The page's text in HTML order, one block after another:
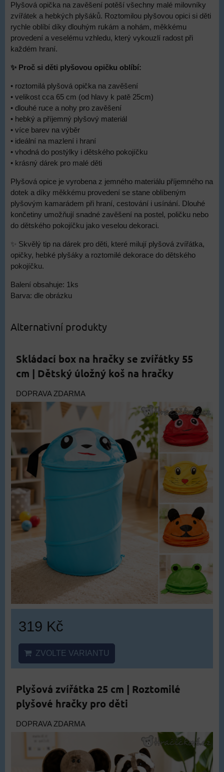
Plyšová opička na zavěšení potěší všechny malé milovníky
zvířátek a hebkých plyšáků. Roztomilou plyšovou opici si děti
rychle oblíbí díky dlouhým rukám a nohám, měkkému
provedení a veselému vzhledu, který vykouzlí radost při
každém hraní.
✨ Proč si děti plyšovou opičku oblíbí:
• roztomilá plyšová opička na zavěšení
• velikost cca 65 cm (od hlavy k patě 25cm)
• dlouhé ruce a nohy pro zavěšení
• hebký a příjemný plyšový materiál
• více barev na výběr
• ideální na mazlení i hraní
• vhodná do postýlky i dětského pokojíčku
• krásný dárek pro malé děti
Plyšová opice je vyrobena z jemného materiálu příjemného na
dotek a díky měkkému provedení se stane oblíbeným
plyšovým kamarádem při hraní, cestování i usínání. Dlouhé
končetiny umožňují snadné zavěšení na postel, poličku nebo
do dětského pokojíčku jako veselou dekoraci.
✨ Skvělý tip na dárek pro děti, které milují plyšová zvířátka,
opičky, hebké plyšáky a roztomilé dekorace do dětského
pokojíčku.
Balení obsahuje: 1ks
Barva: dle obrázku
Alternativní produkty
Skládací box na hračky se zvířátky 55
cm | Dětský úložný koš na hračky
DOPRAVA ZDARMA
319 Kč
ZVOLTE VARIANTU
Plyšová zvířátka 25 cm | Roztomilé
plyšové hračky pro děti
DOPRAVA ZDARMA